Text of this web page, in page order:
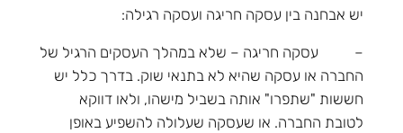
יש אבחנה בין עסקה חריגה ועסקה רגילה:
– עסקה חריגה – שלא במהלך העסקים הרגיל של
החברה או עסקה שהיא לא בתנאי שוק. בדרך כלל יש
חששות "שתפרו" אותה בשביל מישהו, ולאו דווקא
לטובת החברה. או שעסקה שעלולה להשפיע באופן